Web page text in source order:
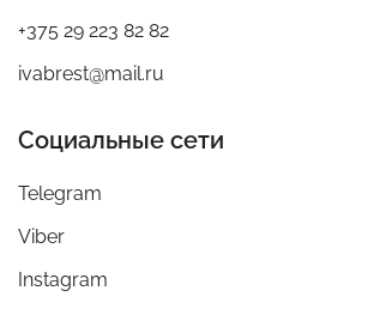
+375 29 223 82 82
ivabrest@mail.ru
Социальные сети
Telegram
Viber
Instagram